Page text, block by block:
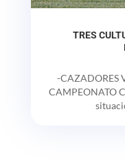
TRES
-CAZADORES
CAMPEONATO